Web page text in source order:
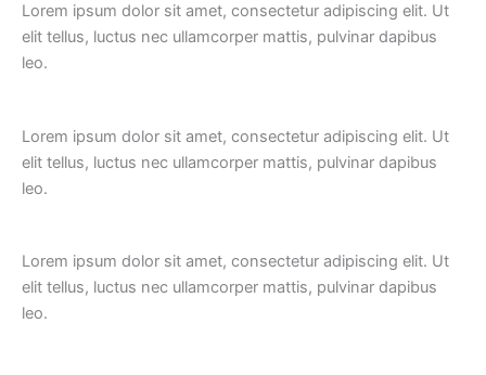
Lorem ipsum dolor sit amet, consectetur adipiscing elit. Ut
elit tellus, luctus nec ullamcorper mattis, pulvinar dapibus
leo.
Lorem ipsum dolor sit amet, consectetur adipiscing elit. Ut
elit tellus, luctus nec ullamcorper mattis, pulvinar dapibus
leo.
Lorem ipsum dolor sit amet, consectetur adipiscing elit. Ut
elit tellus, luctus nec ullamcorper mattis, pulvinar dapibus
leo.